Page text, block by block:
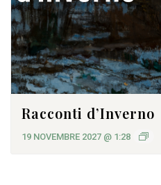
Racconti d’Inverno
19 NOVEMBRE 2027 @ 1:28